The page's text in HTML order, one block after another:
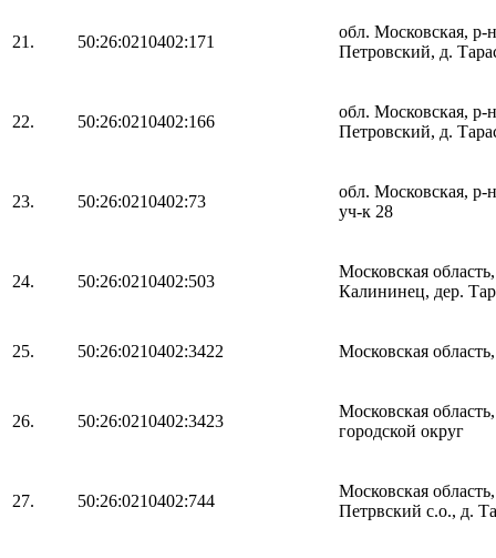
21. 50:26:0210402:171
обл. Московская,
Петровский, д.
22. 50:26:0210402:166
обл. Московская,
Петровский, д.
23. 50:26:0210402:73
обл. Московская,
уч-к 28
24. 50:26:0210402:503
Московская
Калининец, дер.
25. 50:26:0210402:3422 Московская
26. 50:26:0210402:3423
Московская
городской округ
27. 50:26:0210402:744
Московская
Петрвский с.о., д.